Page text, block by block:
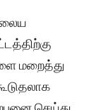
மறைத்து